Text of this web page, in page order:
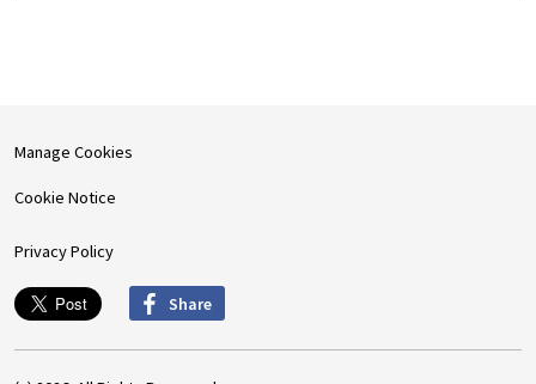
Manage Cookies
Cookie Notice
Privacy Policy
Share